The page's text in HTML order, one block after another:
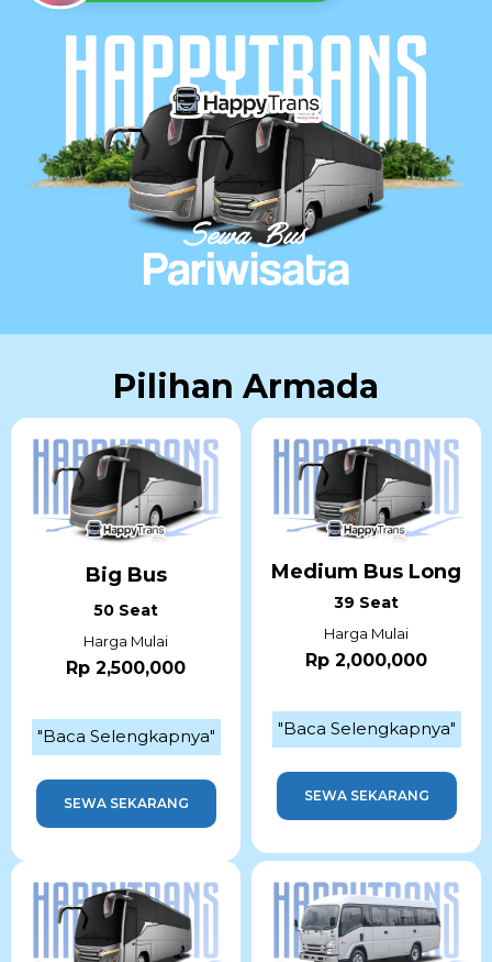
Pilihan Armada
Big Bus
50 Seat
Harga Mulai
Rp 2,500,000
"Baca Selengkapnya"
SEWA SEKARANG
Medium Bus Long
39 Seat
Harga Mulai
Rp 2,000,000
"Baca Selengkapnya"
SEWA SEKARANG